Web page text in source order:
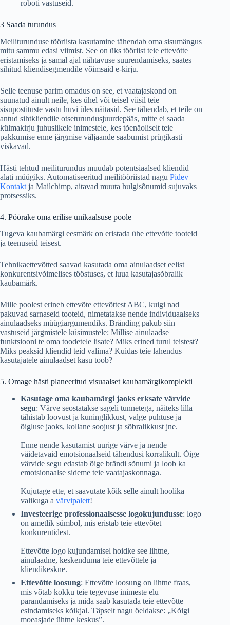
roboti vastuseid.
3 Saada turundus
Meiliturunduse tööriista kasutamine tähendab oma sisumängus
mitu sammu edasi viimist. See on üks tööriist teie ettevõtte
eristamiseks ja samal ajal nähtavuse suurendamiseks, saates
sihitud kliendisegmendile võimsaid e-kirju.
Selle teenuse parim omadus on see, et vaatajaskond on
suunatud ainult neile, kes ühel või teisel viisil teie
sisupostituste vastu huvi üles näitasid. See tähendab, et teile on
antud sihtkliendile otseturundusjuurdepääs, mitte ei saada
külmakirju juhuslikele inimestele, kes tõenäoliselt teie
pakkumise enne järgmise väljaande saabumist prügikasti
viskavad.
Hästi tehtud meiliturundus muudab potentsiaalsed kliendid
alati müügiks. Automatiseeritud meilitööriistad nagu Pidev
Kontakt ja Mailchimp, aitavad muuta hulgisõnumid sujuvaks
protsessiks.
4. Pöörake oma erilise unikaalsuse poole
Tugeva kaubamärgi eesmärk on eristada ühe ettevõtte tooteid
ja teenuseid teisest.
Tehnikaettevõtted saavad kasutada oma ainulaadset eelist
konkurentsivõimelises tööstuses, et luua kasutajasõbralik
kaubamärk.
Mille poolest erineb ettevõte ettevõttest ABC, kuigi nad
pakuvad sarnaseid tooteid, nimetatakse nende individuaalseks
ainulaadseks müügiargumendiks. Bränding pakub siin
vastuseid järgmistele küsimustele: Millise ainulaadse
funktsiooni te oma toodetele lisate? Miks erined turul teistest?
Miks peaksid kliendid teid valima? Kuidas teie lahendus
kasutajatele ainulaadset kasu toob?
5. Omage hästi planeeritud visuaalset kaubamärgikomplekti
Kasutage oma kaubamärgi jaoks erksate värvide
segu: Värve seostatakse sageli tunnetega, näiteks lilla
tähistab loovust ja kuninglikkust, valge puhtuse ja
õigluse jaoks, kollane soojust ja sõbralikkust jne.
Enne nende kasutamist uurige värve ja nende
väidetavaid emotsionaalseid tähendusi korralikult. Õige
värvide segu edastab õige brändi sõnumi ja loob ka
emotsionaalse sideme teie vaatajaskonnaga.
Kujutage ette, et saavutate kõik selle ainult hoolika
valikuga a värvipalett!
Investeerige professionaalsesse logokujundusse: logo
on ametlik sümbol, mis eristab teie ettevõtet
konkurentidest.
Ettevõtte logo kujundamisel hoidke see lihtne,
ainulaadne, keskenduma teie ettevõttele ja
kliendikeskne.
Ettevõtte loosung: Ettevõtte loosung on lihtne fraas,
mis võtab kokku teie tegevuse inimeste elu
parandamiseks ja mida saab kasutada teie ettevõtte
esindamiseks kõikjal. Täpselt nagu öeldakse: „Kõigi
moeasjade ühtne keskus”.